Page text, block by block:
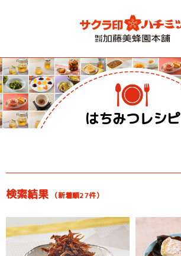
はちみつレシピ
検索結果 （新着順27件）